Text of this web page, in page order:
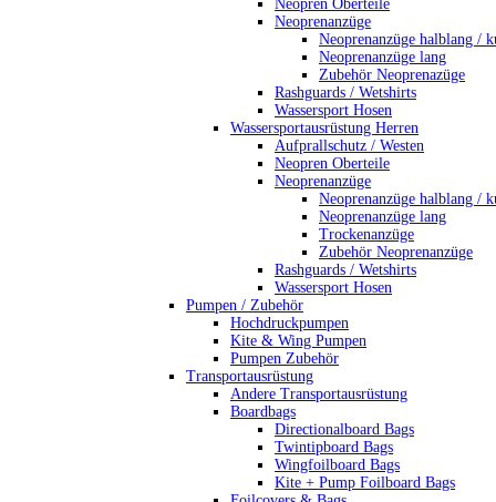
Neopren Oberteile
Neoprenanzüge
Neoprenanzüge halblang /
Neoprenanzüge lang
Zubehör Neoprenazüge
Rashguards / Wetshirts
Wassersport Hosen
Wassersportausrüstung Herren
Aufprallschutz / Westen
Neopren Oberteile
Neoprenanzüge
Neoprenanzüge halblang /
Neoprenanzüge lang
Trockenanzüge
Zubehör Neoprenanzüge
Rashguards / Wetshirts
Wassersport Hosen
Pumpen / Zubehör
Hochdruckpumpen
Kite & Wing Pumpen
Pumpen Zubehör
Transportausrüstung
Andere Transportausrüstung
Boardbags
Directionalboard Bags
Twintipboard Bags
Wingfoilboard Bags
Kite + Pump Foilboard Bags